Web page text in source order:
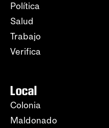
Política
Salud
Trabajo
Verifica
Local
Colonia
Maldonado